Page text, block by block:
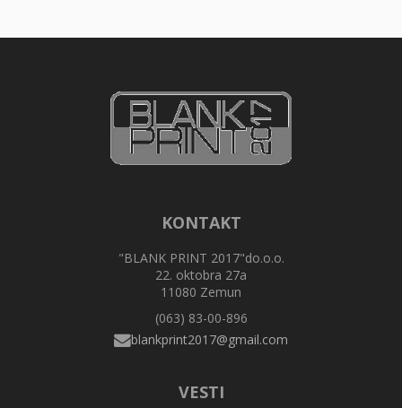
KONTAKT
"BLANK PRINT 2017"do.o.o.
22. oktobra 27a
11080 Zemun
(063) 83-00-896
VESTI